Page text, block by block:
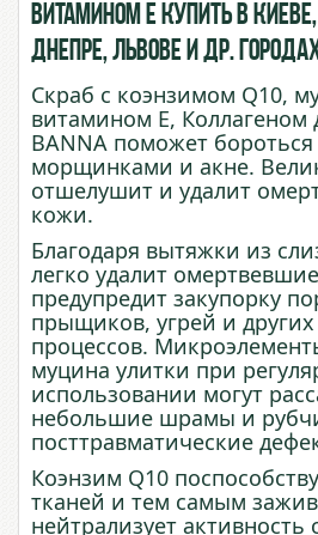
витамином Е купить в
Днепре, Львове и др.
Скраб с коэнзимом Q10,
витамином Е, Коллагеном
BANNA поможет
морщинками и акне.
отшелушит и удалит
кожи.
Благодаря вытяжки из
легко удалит
предупредит закупорку
прыщиков, угрей и
процессов.
муцина улитки при
использовании могут
небольшие шрамы и
посттравматические
Коэнзим Q10
тканей и тем самым
нейтрализует активность